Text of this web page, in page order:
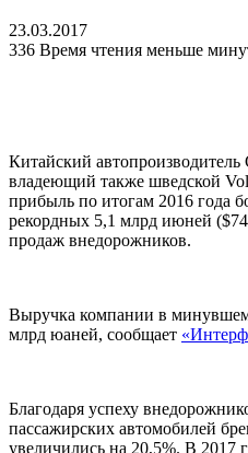
23.03.2017
336 Время чтения меньше
Китайский
владеющий также шведской
прибыль по итогам 2016 года
рекордных 5,1 млрд июней
продаж внедорожников.
Выручка компании в
млрд юаней, сообщает
Благодаря успеху
пассажирских автомобилей
увеличились на 20,5%. В 2017